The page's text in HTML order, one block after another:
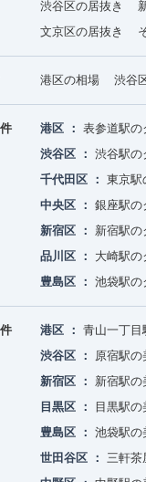
渋谷区の居抜き
文京区の居抜き
港区の相場 渋谷
港区 表参道駅の
渋谷区
渋谷駅の
千代田区
東京駅
中央区
銀座駅の
新宿区
新宿駅の
品川区
大崎駅の
豊島区
池袋駅の
港区 青山一丁目
渋谷区
原宿駅の
新宿区
新宿駅の
目黒区
目黒駅の
豊島区
池袋駅の
世田谷区
三軒茶